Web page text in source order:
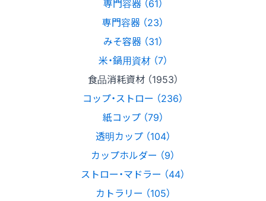
専門容器 （61）
専門容器 （23）
みそ容器 （31）
米・鍋用資材 （7）
食品消耗資材 （1953）
コップ・ストロー （236）
紙コップ （79）
透明カップ （104）
カップホルダー （9）
ストロー・マドラー （44）
カトラリー （105）